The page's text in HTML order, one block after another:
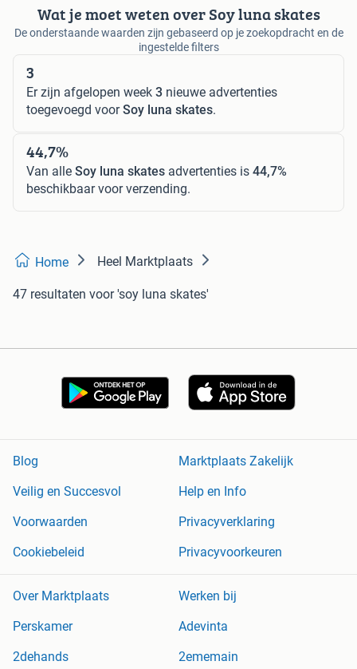
Wat je moet weten over Soy luna skates
De onderstaande waarden zijn gebaseerd op je zoekopdracht en de
ingestelde filters
3
Er zijn afgelopen week 3 nieuwe advertenties
toegevoegd voorSoy luna skates.
44,7%
Van alle Soy luna skates advertenties is 44,7%
beschikbaar voor verzending.
Home Heel Marktplaats
47 resultaten voor 'soy luna skates'
Blog
Marktplaats Zakelijk
Veilig en Succesvol
Help en Info
Voorwaarden
Privacyverklaring
Cookiebeleid
Privacyvoorkeuren
Over Marktplaats
Werken bij
Perskamer
Adevinta
2dehands
2ememain